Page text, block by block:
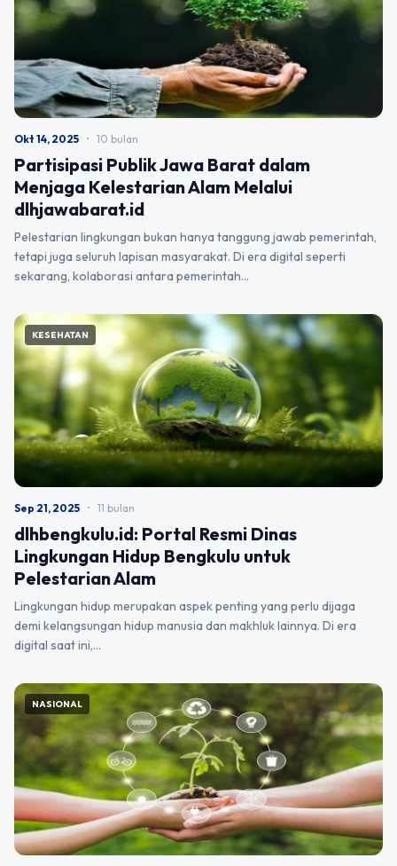
Okt 14, 2025 • 10 bulan
Partisipasi Publik Jawa Barat dalam
Menjaga Kelestarian Alam Melalui
dlhjawabarat.id
Pelestarian lingkungan bukan hanya tanggung jawab pemerintah,
tetapi juga seluruh lapisan masyarakat. Di era digital seperti
sekarang, kolaborasi antara pemerintah…
KESEHATAN
Sep 21, 2025 • 11 bulan
dlhbengkulu.id: Portal Resmi Dinas
Lingkungan Hidup Bengkulu untuk
Pelestarian Alam
Lingkungan hidup merupakan aspek penting yang perlu dijaga
demi kelangsungan hidup manusia dan makhluk lainnya. Di era
digital saat ini,…
NASIONAL